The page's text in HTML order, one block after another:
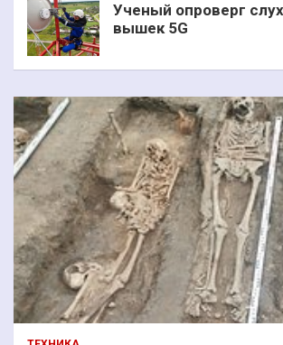
Ученый опроверг
вышек 5G